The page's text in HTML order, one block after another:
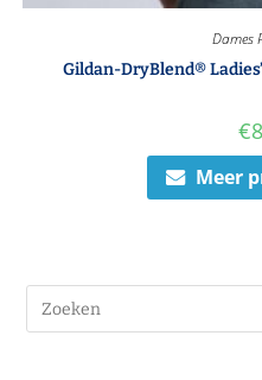
Dames
Gildan-DryBlend®
€
Meer